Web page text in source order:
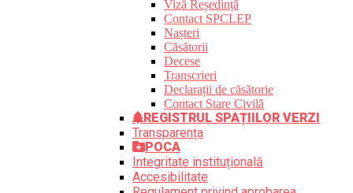
Viză Reședință
Contact SPCLEP
Nașteri
Căsătorii
Decese
Transcrieri
Declarații de căsătorie
Contact Stare Civilă
REGISTRUL SPAȚIILOR VERZI
Transparența
POCA
Integritate instituțională
Accesibilitate